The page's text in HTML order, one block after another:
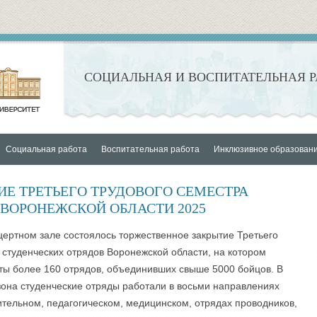
CОЦИАЛЬНАЯ И ВОСПИТАТЕЛЬНАЯ
Социальная работа
академическая стипендия
стипендия
Государственная социальная
Перевод студентов на бюджетную
Работа с социально незащищенными
студентами
Воспитательная работа
Студенческое самоуправление
ЦЕНТР
И
Духовно-нравственное воспитание Православный
Эстетическое воспитание
Гражданско-правовое воспитание и
Профилактика
Инклюзивное
Нормативные документы ИО
ТРЕТЬЕГО ТРУДОВОГО СЕМЕСТРА
ОБЛАСТИ 2025
зале состоялось торжественное закрытие Третьего
отрядов Воронежской области, на котором
более 160 отрядов, объединивших свыше 5000 бойцов. В
студенческие отряды работали в восьми направлениях
педагогическом, медицинском, отрядах проводников,